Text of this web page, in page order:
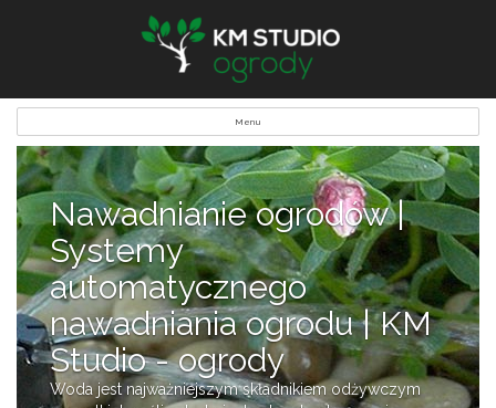
Menu
Nawadnianie ogrodów |
Systemy
automatycznego
nawadniania ogrodu | KM
Studio - ogrody
Woda jest najważniejszym składnikiem odżywczym